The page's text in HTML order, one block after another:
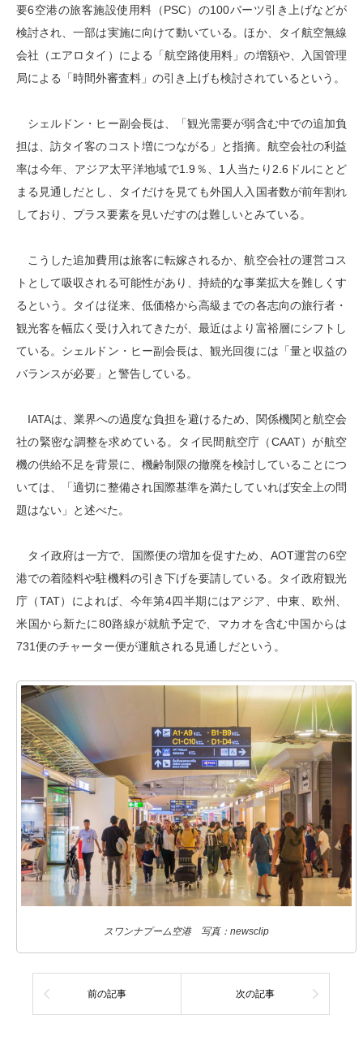
要6空港の旅客施設使用料（PSC）の100バーツ引き上げなどが
検討され、一部は実施に向けて動いている。ほか、タイ航空無線
会社（エアロタイ）による「航空路使用料」の増額や、入国管理
局による「時間外審査料」の引き上げも検討されているという。
シェルドン・ヒー副会長は、「観光需要が弱含む中での追加負
担は、訪タイ客のコスト増につながる」と指摘。航空会社の利益
率は今年、アジア太平洋地域で1.9％、1人当たり2.6ドルにとど
まる見通しだとし、タイだけを見ても外国人入国者数が前年割れ
しており、プラス要素を見いだすのは難しいとみている。
こうした追加費用は旅客に転嫁されるか、航空会社の運営コス
トとして吸収される可能性があり、持続的な事業拡大を難しくす
るという。タイは従来、低価格から高級までの各志向の旅行者・
観光客を幅広く受け入れてきたが、最近はより富裕層にシフトし
ている。シェルドン・ヒー副会長は、観光回復には「量と収益の
バランスが必要」と警告している。
IATAは、業界への過度な負担を避けるため、関係機関と航空会
社の緊密な調整を求めている。タイ民間航空庁（CAAT）が航空
機の供給不足を背景に、機齢制限の撤廃を検討していることにつ
いては、「適切に整備され国際基準を満たしていれば安全上の問
題はない」と述べた。
タイ政府は一方で、国際便の増加を促すため、AOT運営の6空
港での着陸料や駐機料の引き下げを要請している。タイ政府観光
庁（TAT）によれば、今年第4四半期にはアジア、中東、欧州、
米国から新たに80路線が就航予定で、マカオを含む中国からは
731便のチャーター便が運航される見通しだという。
スワンナプーム空港 写真：newsclip
前の記事 次の記事